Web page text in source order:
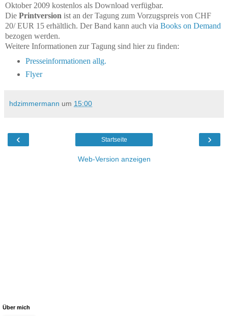
Oktober 2009 kostenlos als Download verfügbar.
Die Printversion ist an der Tagung zum Vorzugspreis von CHF
20/ EUR 15 erhältlich. Der Band kann auch via Books on Demand
bezogen werden.
Weitere Informationen zur Tagung sind hier zu finden:
Presseinformationen allg.
Flyer
hdzimmermann um 15:00
‹ ›
Startseite
Web-Version anzeigen
Über mich